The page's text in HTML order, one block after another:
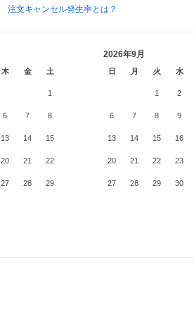
注文キャンセル発生率とは？
木 金 土
1
6 7 8
13 14 15
20 21 22
27 28 29
2026年9月
日 月 火 水
1 2
6 7 8 9
13 14 15 16
20 21 22 23
27 28 29 30